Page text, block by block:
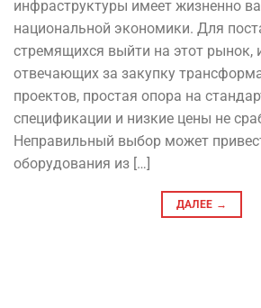
инфраструктуры имеет жизненно
национальной экономики. Для
стремящихся выйти на этот рынок,
отвечающих за закупку
проектов, простая опора на
спецификации и низкие цены не
Неправильный выбор может
оборудования из […]
ДАЛЕЕ →